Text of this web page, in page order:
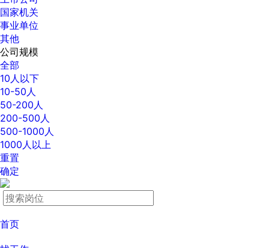
国家机关
事业单位
其他
公司规模
全部
10人以下
10-50人
50-200人
200-500人
500-1000人
1000人以上
重置
确定
首页